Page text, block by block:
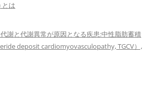
は
謝と代謝異常が原因となる疾患:中性脂肪蓄積
deposit cardiomyovasculopathy, TGCV）,